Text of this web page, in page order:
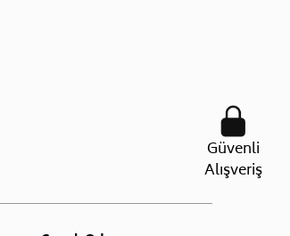
Güvenli
Alışveriş